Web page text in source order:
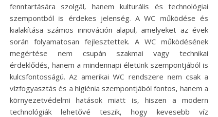
fenntartására szolgál, hanem kulturális és technológiai
szempontból is érdekes jelenség. A WC működése és
kialakítása számos innováción alapul, amelyeket az évek
során folyamatosan fejlesztettek. A WC működésének
megértése nem csupán szakmai vagy technikai
érdeklődés, hanem a mindennapi életünk szempontjából is
kulcsfontosságú. Az amerikai WC rendszere nem csak a
vízfogyasztás és a higiénia szempontjából fontos, hanem a
környezetvédelmi hatások miatt is, hiszen a modern
technológiák lehetővé teszik, hogy kevesebb víz